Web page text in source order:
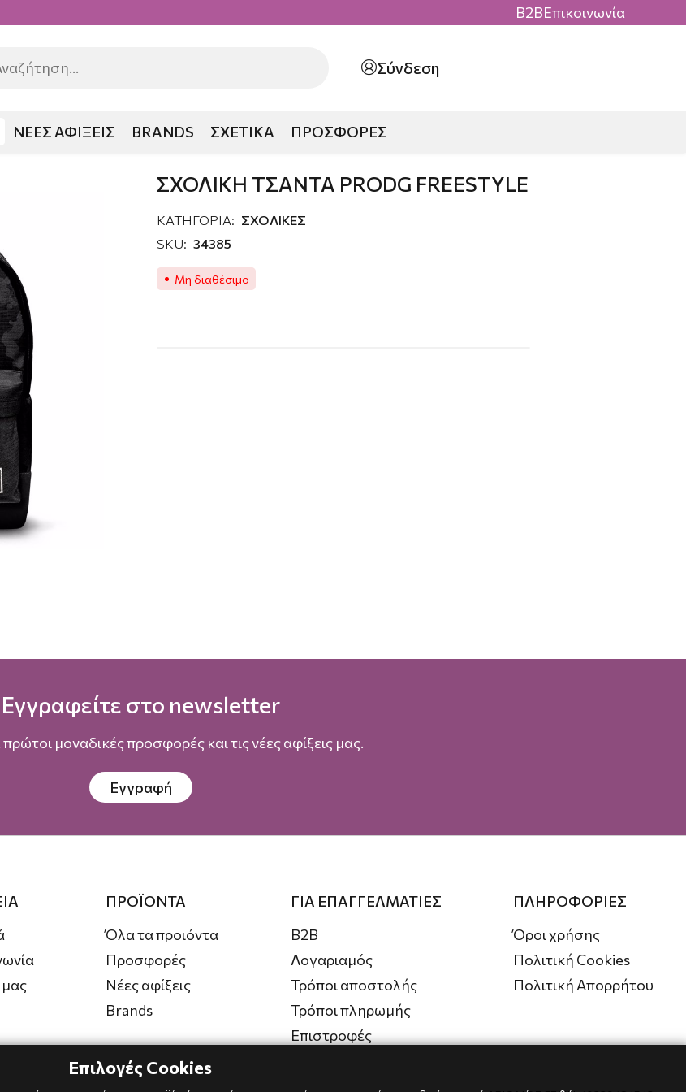
B2BΕπικοινωνία
Σύνδεση
ΝΕΕΣ ΑΦΙΞΕΙΣ BRANDS ΣΧΕΤΙΚΑ ΠΡΟΣΦΟΡΕΣ
ΣΧΟΛΙΚΗ ΤΣΑΝΤΑ PRODG FREESTYLE
ΚΑΤΗΓΟΡΙΑ: ΣΧΟΛΙΚΕΣ
SKU: 34385
Μη διαθέσιμο
Εγγραφείτε στο newsletter
μοναδικές προσφορές και τις νέες αφίξεις μας.
Εγγραφή
ΠΡΟΪΟΝΤΑ
Όλα τα προιόντα
Προσφορές
Νέες αφίξεις
Brands
ΓΙΑ ΕΠΑΓΓΕΛΜΑΤΙΕΣ
B2B
Λογαριαμός
Τρόποι αποστολής
Τρόποι πληρωμής
Επιστροφές
ΠΛΗΡΟΦΟΡΙΕΣ
Όροι χρήσης
Πολιτική Cookies
Πολιτική Απορρήτου
Επιλογές Cookies